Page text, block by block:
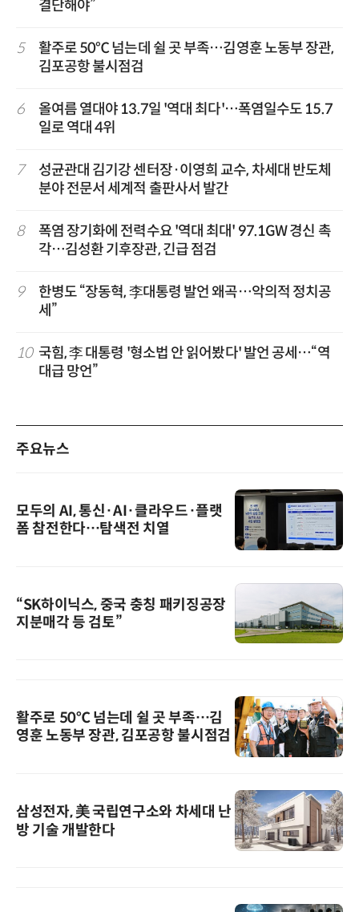
결단해야”
5
활주로 50℃ 넘는데 쉴 곳 부족…김영훈 노동부 장관,
김포공항 불시점검
6
올여름 열대야 13.7일 '역대 최다'…폭염일수도 15.7
일로 역대 4위
7
성균관대 김기강 센터장·이영희 교수, 차세대 반도체
분야 전문서 세계적 출판사서 발간
8
폭염 장기화에 전력수요 '역대 최대' 97.1GW 경신 촉
각…김성환 기후장관, 긴급 점검
9
한병도 “장동혁, 李대통령 발언 왜곡…악의적 정치공
세”
10 국힘, 李 대통령 '형소법 안 읽어봤다' 발언 공세…“역
대급 망언”
주요뉴스
모두의 AI, 통신·AI·클라우드·플랫
폼 참전한다…탐색전 치열
“SK하이닉스, 중국 충칭 패키징공장
지분매각 등 검토”
활주로 50℃ 넘는데 쉴 곳 부족…김
영훈 노동부 장관, 김포공항 불시점검
삼성전자, 美 국립연구소와 차세대 난
방 기술 개발한다